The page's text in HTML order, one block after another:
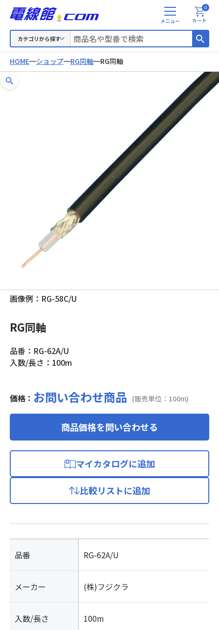
カテゴリから探す
メ
ニ
カート
0
HOME ショップ RG同軸 RG同軸
画像例：RG-58C/U
RG同軸
品番：RG-62A/U
入数/長さ：100m
価格： お問い合わせ商品 (販売単位：100m)
商品価格を問い合わせる
マイカタログに追加
比較リストに追加
品番 RG-62A/U
メーカー (株)フジクラ
入数/長さ 100m